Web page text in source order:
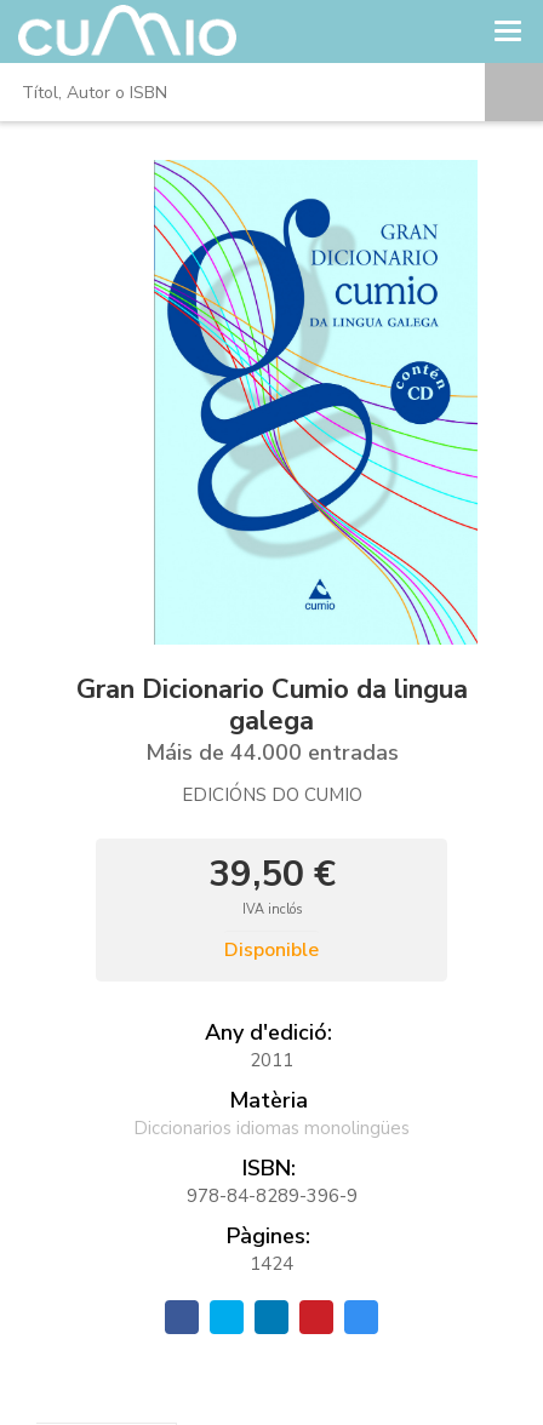
Gran Dicionario Cumio da lingua
galega
Máis de 44.000 entradas
EDICIÓNS DO CUMIO
39,50 €
IVA inclós
Disponible
Any d'edició:
2011
Matèria
Diccionarios idiomas monolingües
ISBN:
978-84-8289-396-9
Pàgines:
1424